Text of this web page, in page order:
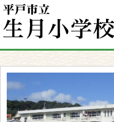
文
へ
移
動